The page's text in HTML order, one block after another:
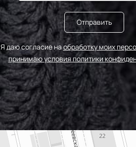
Отправить
Я даю согласие наобработку моих
принимаю условия политики